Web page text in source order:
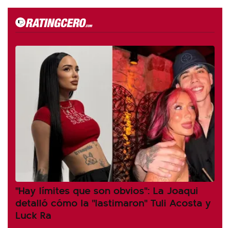
"Hay límites que son obvios": La Joaqui
detalló cómo la "lastimaron" Tuli Acosta y
Luck Ra